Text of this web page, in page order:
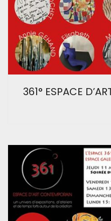
361° ESPACE